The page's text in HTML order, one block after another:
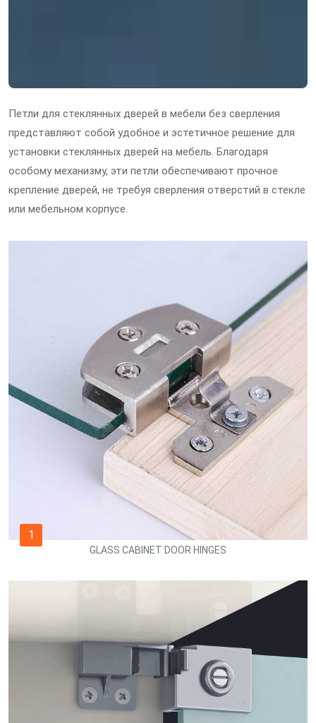
Петли для стеклянных дверей в мебели без сверления
представляют собой удобное и эстетичное решение для
установки стеклянных дверей на мебель. Благодаря
особому механизму, эти петли обеспечивают прочное
крепление дверей, не требуя сверления отверстий в стекле
или мебельном корпусе.
1
GLASS CABINET DOOR HINGES